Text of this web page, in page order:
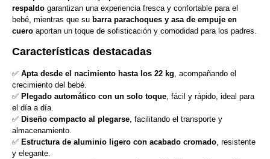
respaldo garantizan una experiencia fresca y confortable para el
bebé, mientras que su barra parachoques y asa de empuje en
cuero aportan un toque de sofisticación y comodidad para los padres.
Características destacadas
✅ Apta desde el nacimiento hasta los 22 kg , acompañando el
crecimiento del bebé.
✅ Plegado automático con un solo toque , fácil y rápido, ideal para
el día a día.
✅ Diseño compacto al plegarse , facilitando el transporte y
almacenamiento.
✅ Estructura de aluminio ligero con acabado cromado , resistente
y elegante.